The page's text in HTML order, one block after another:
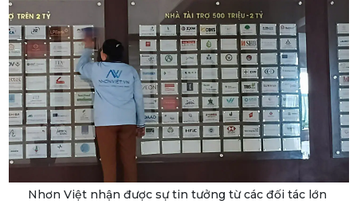
Nhơn Việt nhận được sự tin tưởng từ các đối tác lớn